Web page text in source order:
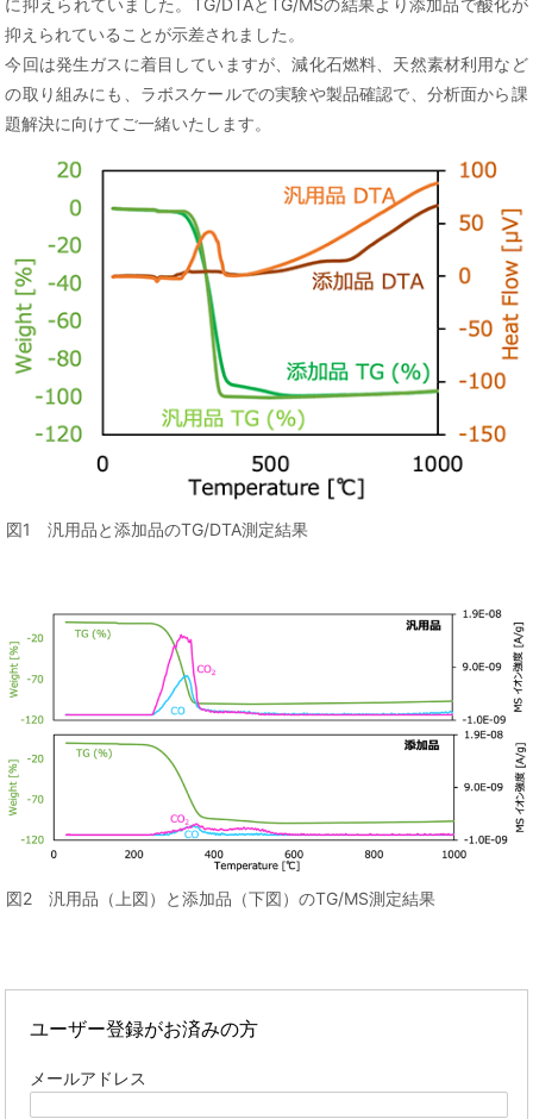
に抑えられていました。TG/DTAとTG/MSの結果より添加品で酸化が
抑えられていることが示差されました。
今回は発生ガスに着目していますが、減化石燃料、天然素材利用など
の取り組みにも、ラボスケールでの実験や製品確認で、分析面から課
題解決に向けてご一緒いたします。
図1 汎用品と添加品のTG/DTA測定結果
図2 汎用品（上図）と添加品（下図）のTG/MS測定結果
ユーザー登録がお済みの方
メールアドレス